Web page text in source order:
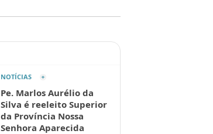
NOTÍCIAS
Pe. Marlos Aurélio da
Silva é reeleito Superior
da Província Nossa
Senhora Aparecida